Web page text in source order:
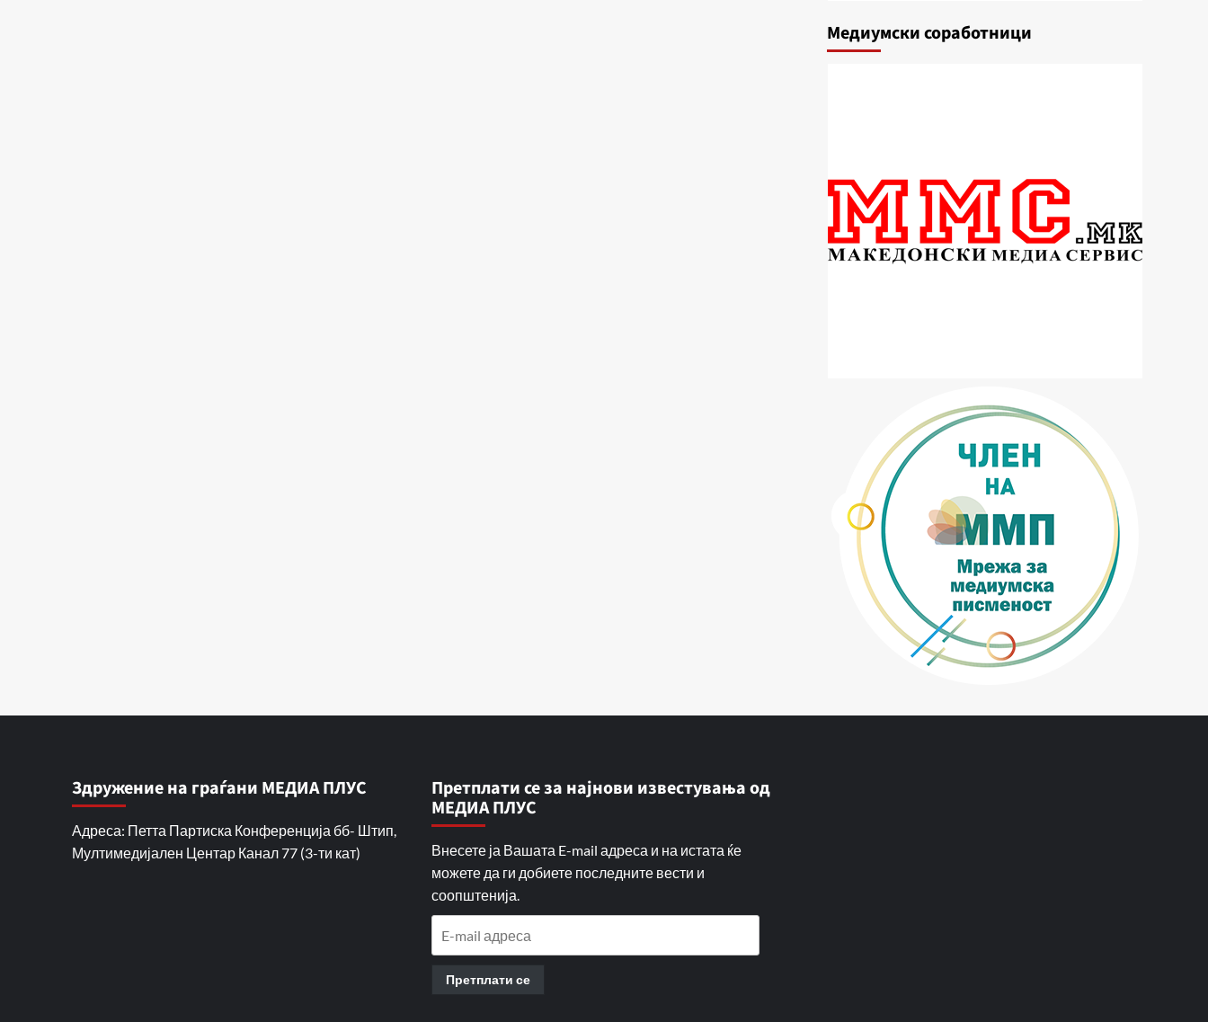
Медиумски соработници
Здружение на граѓани МЕДИА ПЛУС
Адреса: Петта Партиска Конференција бб- Штип,
Мултимедијален Центар Канал 77 (3-ти кат)
Претплати се за најнови известувања од
МЕДИА ПЛУС
Внесете ја Вашата E-mail адреса и на истата ќе
можете да ги добиете последните вести и
соопштенија.
Претплати се